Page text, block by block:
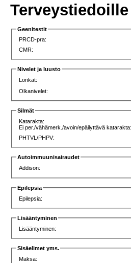
Geenitestit
PRCD-pra:
CMR:
Nivelet ja luusto
Lonkat:
Olkanivelet:
Silmät
Katarakta:
Ei per./vähämerk./avoin/epäilyttävä katarakta:
PHTVL/PHPV:
Autoimmuunisairaudet
Addison:
Epilepsia
Epilepsia:
Lisääntyminen
Lisääntyminen:
Sisäelimet yms.
Maksa: